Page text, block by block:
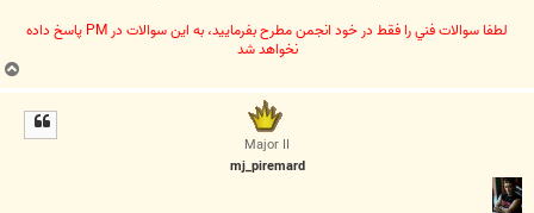
لطفا سوالات فني را فقط در خود انجمن مطرح بفرماييد، به اين سوالات در PM پاسخ داده
نخواهد شد
ب
ا
Major II
mj_piremard